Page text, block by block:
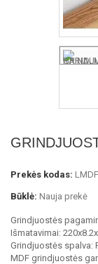
Prekės kodas:
Būklė: Nauja prekė
Grindjuostės
Išmatavimai:
Grindjuostės spalva:
MDF grindjuostės